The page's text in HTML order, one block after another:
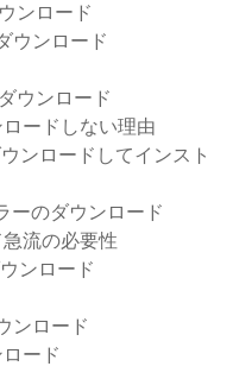
ンロード
ウンロード
ウンロード
ードしない理由
ンロードしてインスト
ーのダウンロード
流の必要性
ンロード
ンロード
ード